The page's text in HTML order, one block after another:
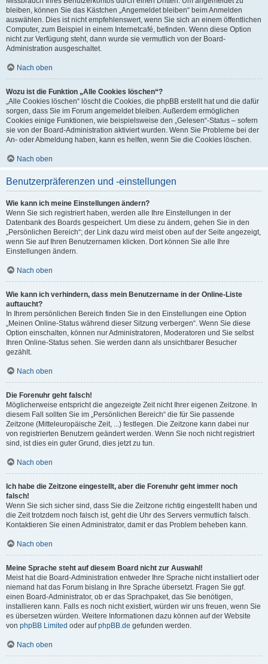
bleiben, können Sie das Kästchen „Angemeldet bleiben“ beim Anmelden
auswählen. Dies ist nicht empfehlenswert, wenn Sie sich an einem öffentlichen
Computer, zum Beispiel in einem Internetcafé, befinden. Wenn diese Option
nicht zur Verfügung steht, dann wurde sie vermutlich von der Board-
Administration ausgeschaltet.
Nach oben
Wozu ist die Funktion „Alle Cookies löschen“?
„Alle Cookies löschen“ löscht die Cookies, die phpBB erstellt hat und die dafür
sorgen, dass Sie im Forum angemeldet bleiben. Außerdem ermöglichen
Cookies einige Funktionen, wie beispielsweise den „Gelesen“-Status – sofern
sie von der Board-Administration aktiviert wurden. Wenn Sie Probleme bei der
An- oder Abmeldung haben, kann es helfen, wenn Sie die Cookies löschen.
Nach oben
Benutzerpräferenzen und -einstellungen
Wie kann ich meine Einstellungen ändern?
Wenn Sie sich registriert haben, werden alle Ihre Einstellungen in der
Datenbank des Boards gespeichert. Um diese zu ändern, gehen Sie in den
„Persönlichen Bereich“; der Link dazu wird meist oben auf der Seite angezeigt,
wenn Sie auf Ihren Benutzernamen klicken. Dort können Sie alle Ihre
Einstellungen ändern.
Nach oben
Wie kann ich verhindern, dass mein Benutzername in der Online-Liste
auftaucht?
In Ihrem persönlichen Bereich finden Sie in den Einstellungen eine Option
„Meinen Online-Status während dieser Sitzung verbergen“. Wenn Sie diese
Option einschalten, können nur Administratoren, Moderatoren und Sie selbst
Ihren Online-Status sehen. Sie werden dann als unsichtbarer Besucher
gezählt.
Nach oben
Die Forenuhr geht falsch!
Möglicherweise entspricht die angezeigte Zeit nicht Ihrer eigenen Zeitzone. In
diesem Fall sollten Sie im „Persönlichen Bereich“ die für Sie passende
Zeitzone (Mitteleuropäische Zeit, ...) festlegen. Die Zeitzone kann dabei nur
von registrierten Benutzern geändert werden. Wenn Sie noch nicht registriert
sind, ist dies ein guter Grund, dies jetzt zu tun.
Nach oben
Ich habe die Zeitzone eingestellt, aber die Forenuhr geht immer noch
falsch!
Wenn Sie sich sicher sind, dass Sie die Zeitzone richtig eingestellt haben und
die Zeit trotzdem noch falsch ist, geht die Uhr des Servers vermutlich falsch.
Kontaktieren Sie einen Administrator, damit er das Problem beheben kann.
Nach oben
Meine Sprache steht auf diesem Board nicht zur Auswahl!
Meist hat die Board-Administration entweder Ihre Sprache nicht installiert oder
niemand hat das Forum bislang in Ihre Sprache übersetzt. Fragen Sie ggf.
einen Board-Administrator, ob er das Sprachpaket, das Sie benötigen,
installieren kann. Falls es noch nicht existiert, würden wir uns freuen, wenn Sie
es übersetzen würden. Weitere Informationen dazu können auf der Website
von phpBB Limited oder aufphpBB.de gefunden werden.
Nach oben